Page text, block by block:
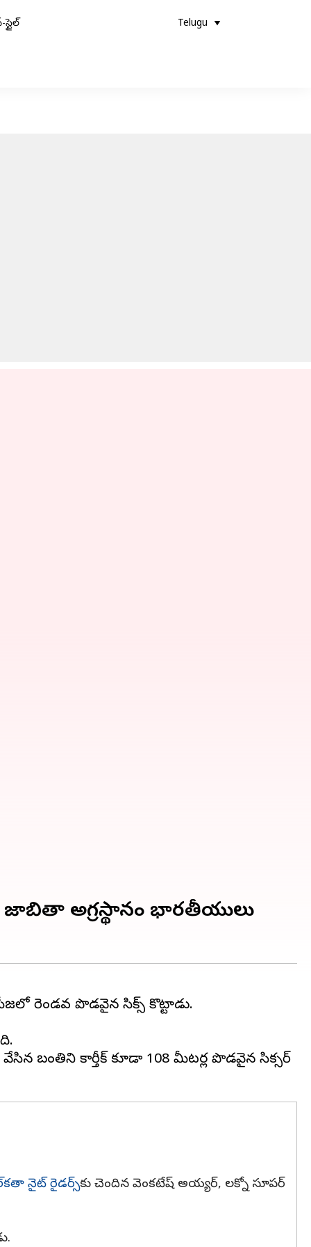
స్టైల్ Telugu
అగ్రస్థానంలో భారతీయులు
రెండవ పొడవైన సిక్స్ కొట్టాడు.
బంతిని కార్తీక్ కూడా 108 మీటర్ల పొడవైన సిక్సర్
నైట్ రైడర్స్‌కు చెందిన వెంకటేష్ అయ్యర్, లక్నో సూపర్